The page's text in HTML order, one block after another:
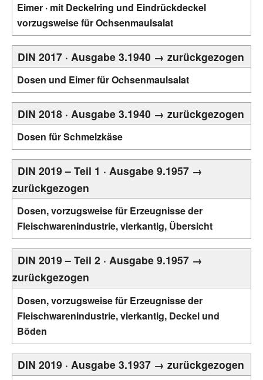
Eimer · mit Deckelring und Eindrückdeckel
vorzugsweise für Ochsenmaulsalat
DIN 2017 · Ausgabe 3.1940 → zurückgezogen
Dosen und Eimer für Ochsenmaulsalat
DIN 2018 · Ausgabe 3.1940 → zurückgezogen
Dosen für Schmelzkäse
DIN 2019 – Teil 1 · Ausgabe 9.1957 →
zurückgezogen
Dosen, vorzugsweise für Erzeugnisse der
Fleischwarenindustrie, vierkantig, Übersicht
DIN 2019 – Teil 2 · Ausgabe 9.1957 →
zurückgezogen
Dosen, vorzugsweise für Erzeugnisse der
Fleischwarenindustrie, vierkantig, Deckel und
Böden
DIN 2019 · Ausgabe 3.1937 → zurückgezogen